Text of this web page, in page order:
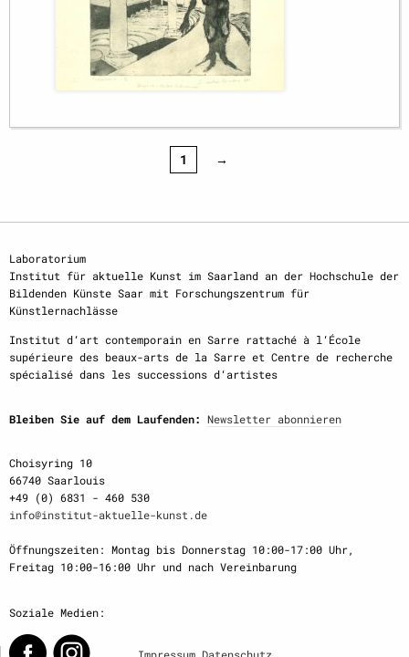
1 →
Laboratorium
Institut für aktuelle Kunst im Saarland an der Hochschule der
Bildenden Künste Saar mit Forschungszentrum für
Künstlernachlässe
Institut d‘art contemporain en Sarre rattaché à l‘École
supérieure des beaux-arts de la Sarre et Centre de recherche
spécialisé dans les successions d‘artistes
Bleiben Sie auf dem Laufenden: Newsletter abonnieren
Choisyring 10
66740 Saarlouis
+49 (0) 6831 - 460 530
info@institut-aktuelle-kunst.de
Öffnungszeiten: Montag bis Donnerstag 10:00-17:00 Uhr,
Freitag 10:00-16:00 Uhr und nach Vereinbarung
Soziale Medien: